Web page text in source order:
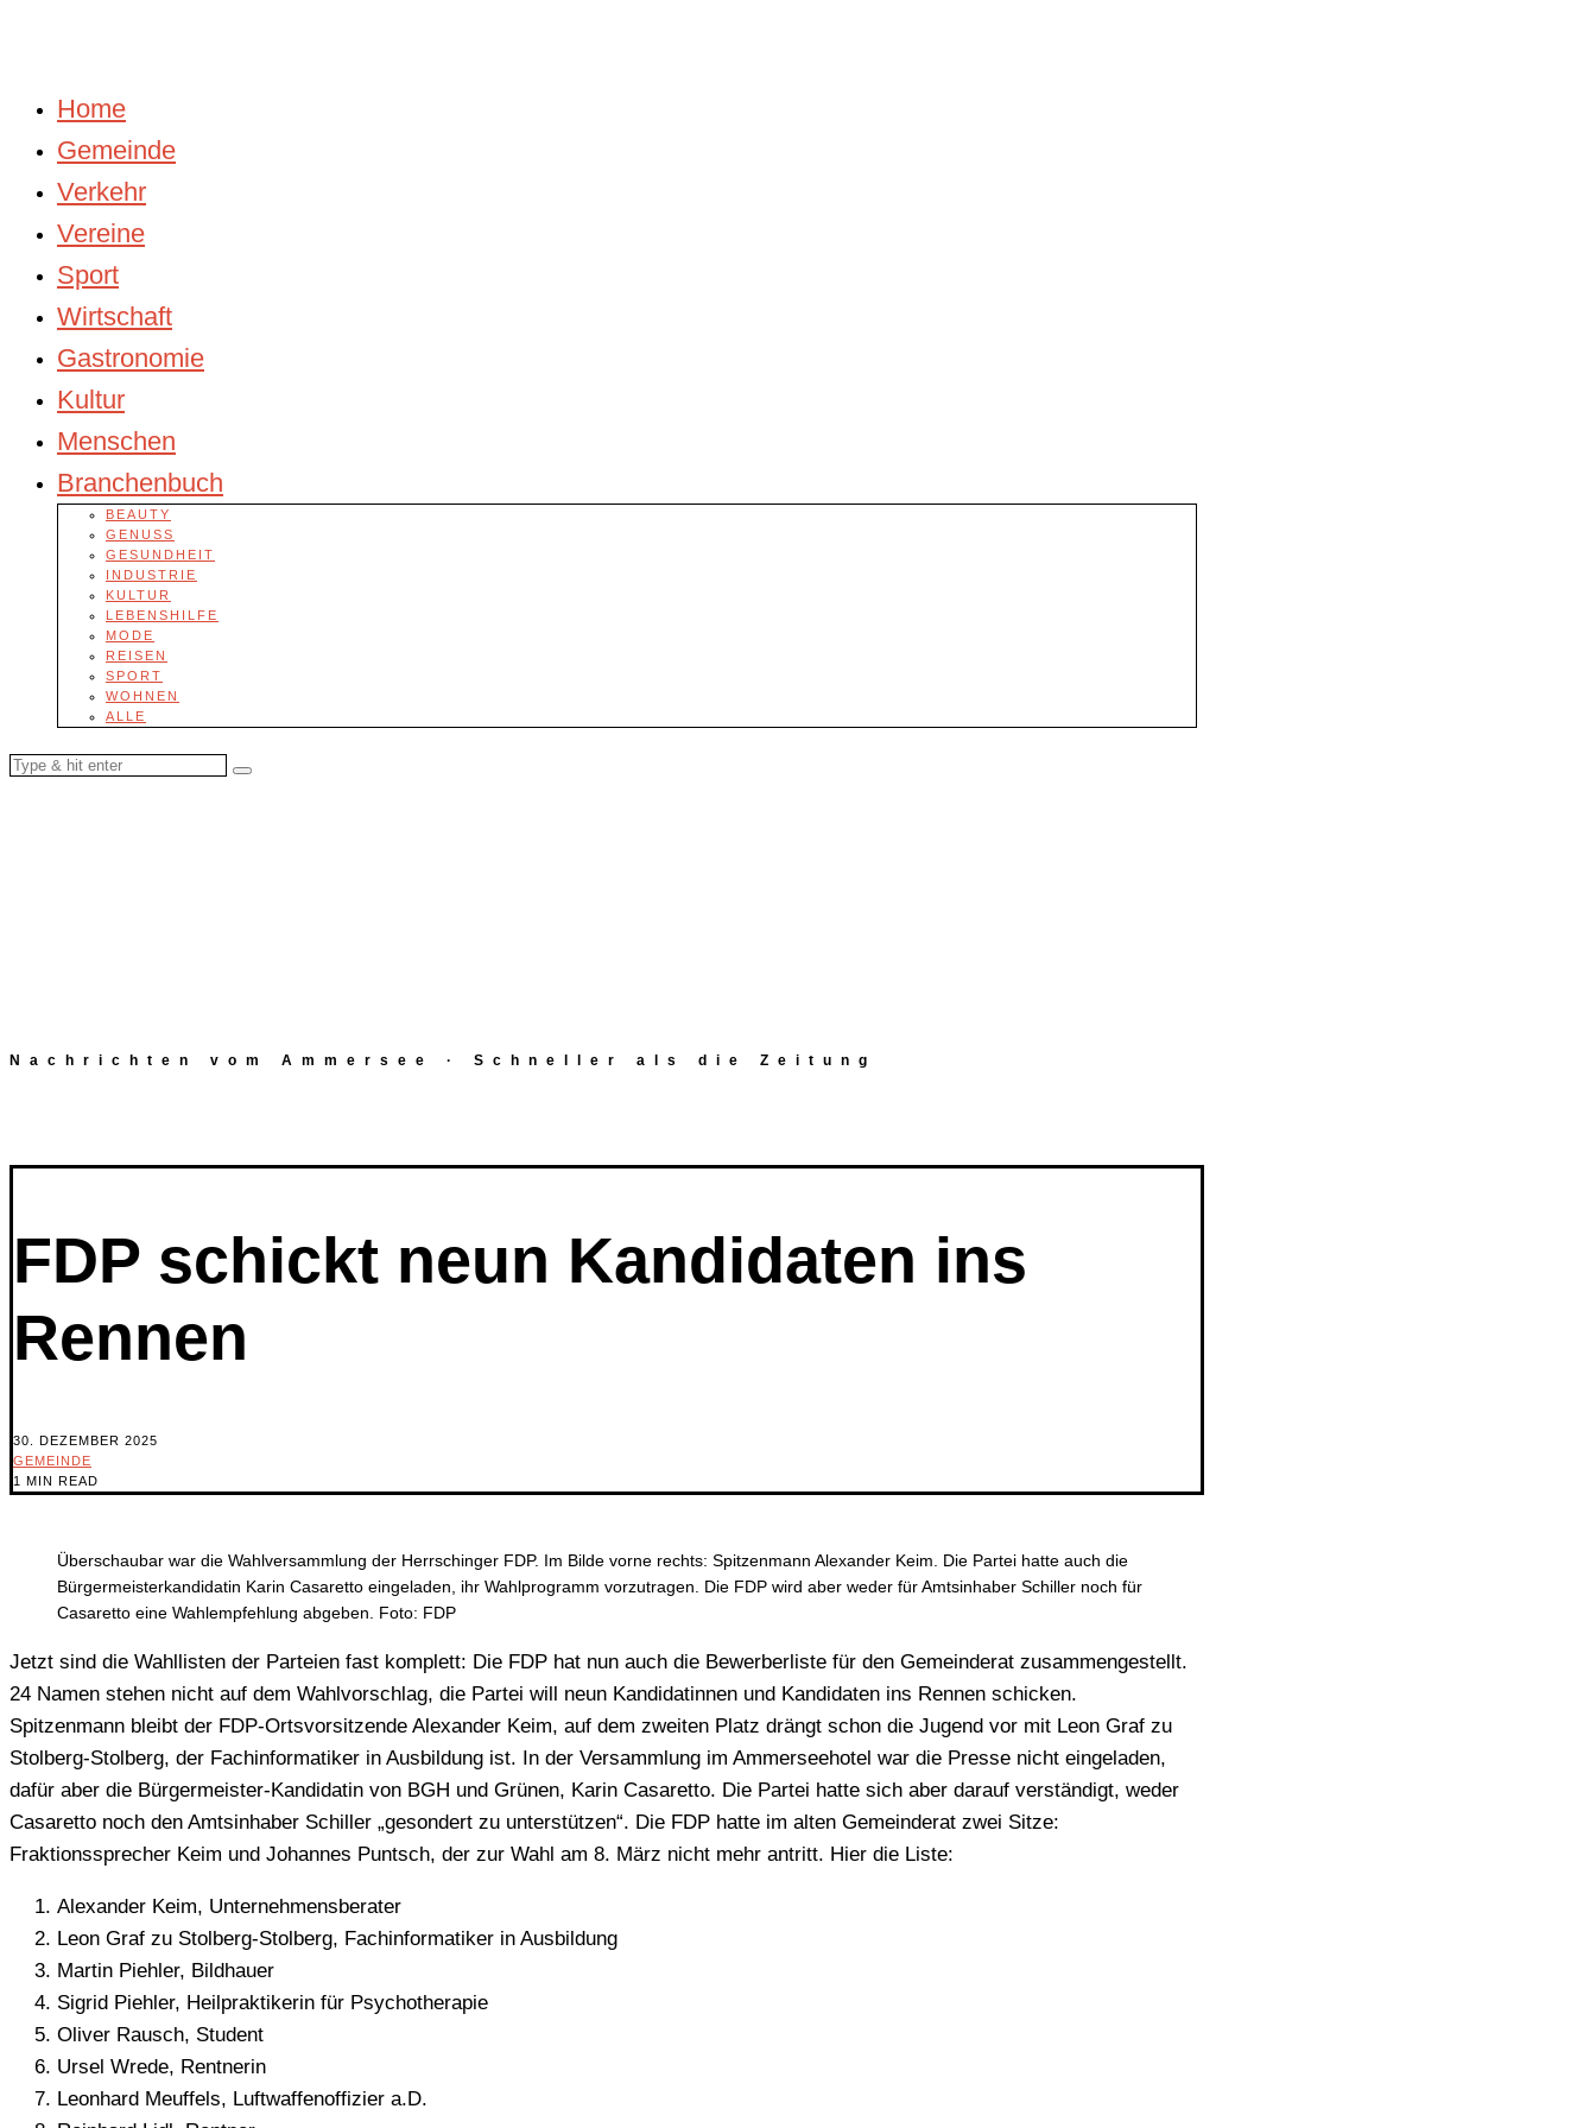
Home
Gemeinde
Verkehr
Vereine
Sport
Wirtschaft
Gastronomie
Kultur
Menschen
Branchenbuch
BEAUTY
GENUSS
GESUNDHEIT
INDUSTRIE
KULTUR
LEBENSHILFE
MODE
REISEN
SPORT
WOHNEN
ALLE
Nachrichten vom Ammersee · Schneller als die Zeitung
FDP schickt neun Kandidaten ins
Rennen
30. DEZEMBER 2025
GEMEINDE
1 MIN READ
Überschaubar war die Wahlversammlung der Herrschinger FDP. Im Bilde vorne rechts: Spitzenmann Alexander Keim. Die Partei hatte auch die
Bürgermeisterkandidatin Karin Casaretto eingeladen, ihr Wahlprogramm vorzutragen. Die FDP wird aber weder für Amtsinhaber Schiller noch für
Casaretto eine Wahlempfehlung abgeben. Foto: FDP
Jetzt sind die Wahllisten der Parteien fast komplett: Die FDP hat nun auch die Bewerberliste für den Gemeinderat zusammengestellt.
24 Namen stehen nicht auf dem Wahlvorschlag, die Partei will neun Kandidatinnen und Kandidaten ins Rennen schicken.
Spitzenmann bleibt der FDP-Ortsvorsitzende Alexander Keim, auf dem zweiten Platz drängt schon die Jugend vor mit Leon Graf zu
Stolberg-Stolberg, der Fachinformatiker in Ausbildung ist. In der Versammlung im Ammerseehotel war die Presse nicht eingeladen,
dafür aber die Bürgermeister-Kandidatin von BGH und Grünen, Karin Casaretto. Die Partei hatte sich aber darauf verständigt, weder
Casaretto noch den Amtsinhaber Schiller „gesondert zu unterstützen“. Die FDP hatte im alten Gemeinderat zwei Sitze:
Fraktionssprecher Keim und Johannes Puntsch, der zur Wahl am 8. März nicht mehr antritt. Hier die Liste:
Alexander Keim, Unternehmensberater
Leon Graf zu Stolberg-Stolberg, Fachinformatiker in Ausbildung
Martin Piehler, Bildhauer
Sigrid Piehler, Heilpraktikerin für Psychotherapie
Oliver Rausch, Student
Ursel Wrede, Rentnerin
Leonhard Meuffels, Luftwaffenoffizier a.D.